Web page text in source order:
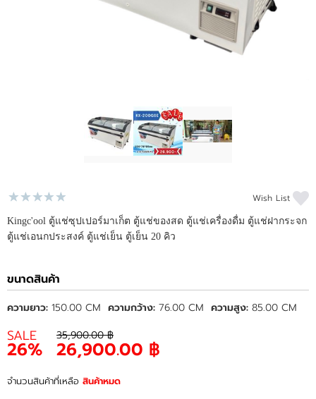
Wish List
Kingc'ool ตู้แช่ซุปเปอร์มาเก็ต ตู้แช่ของสด ตู้แช่เครื่องดื่ม ตู้แช่ฝากระจก
ตู้แช่เอนกประสงค์ ตู้แช่เย็น ตู้เย็น 20 คิว
ขนาดสินค้า
ความยาว: 150.00 CM ความกว้าง: 76.00 CM ความสูง: 85.00 CM
SALE
26%
35,900.00 ฿
26,900.00 ฿
จำนวนสินค้าที่เหลือ สินค้าหมด